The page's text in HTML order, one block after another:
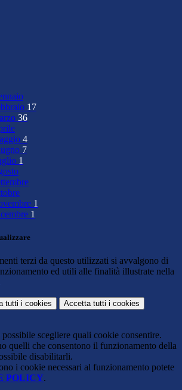
17
36
4
7
1
1
1
terzi da questo utilizzati si avvalgono di
ed utili alle finalità illustrate nella
tutti i cookies Accetta tutti i cookies
possibile scegliere quali cookie consentire.
quelli che consentono il funzionamento della
disabilitarli.
i cookie necessari al funzionamento potete
POLICY.